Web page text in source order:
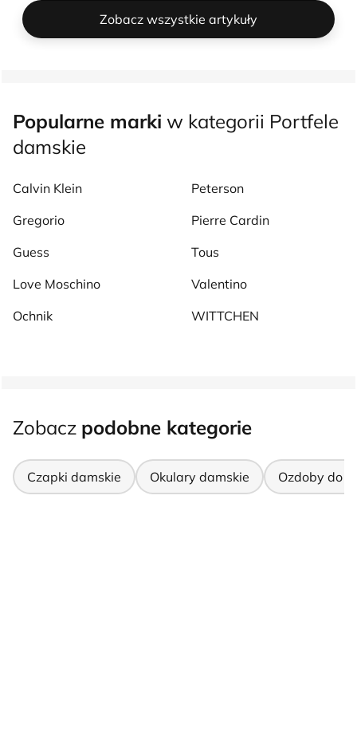
Zobacz wszystkie artykuły
Popularne marki w kategorii Portfele
damskie
Calvin Klein
Gregorio
Guess
Love Moschino
Ochnik
Peterson
Pierre Cardin
Tous
Valentino
WITTCHEN
Zobacz podobne kategorie
Czapki damskie Okulary damskie Ozdoby do